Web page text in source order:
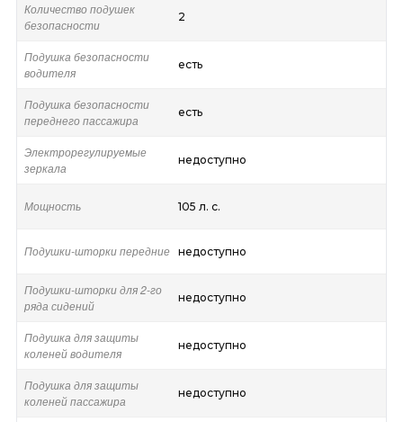
Количество подушек
безопасности
2
Подушка безопасности
водителя
есть
Подушка безопасности
переднего пассажира
есть
Электрорегулируемые
зеркала
недоступно
Мощность 105 л. с.
Подушки-шторки передние недоступно
Подушки-шторки для 2-го
ряда сидений
недоступно
Подушка для защиты
коленей водителя
недоступно
Подушка для защиты
коленей пассажира
недоступно